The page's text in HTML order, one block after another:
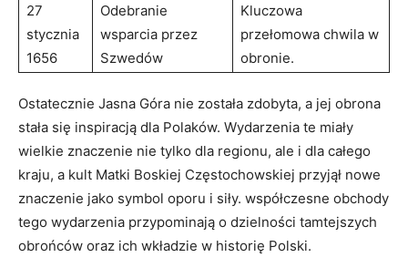
27
stycznia
1656
Odebranie
wsparcia przez
Szwedów
Kluczowa
przełomowa chwila w
obronie.
Ostatecznie Jasna Góra nie została zdobyta, a ⁤jej obrona
stała się inspiracją dla Polaków. Wydarzenia te⁣ miały
wielkie znaczenie nie tylko dla regionu, ale i dla całego
kraju, a kult Matki Boskiej Częstochowskiej​ przyjął nowe
znaczenie jako symbol oporu i siły. współczesne obchody
tego wydarzenia przypominają o dzielności tamtejszych
obrońców oraz ‌ich wkładzie w‌ historię Polski.